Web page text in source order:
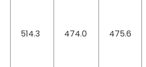
514.3 474.0 475.6